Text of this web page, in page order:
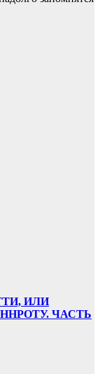
ИЛИ
ЧАСТЬ